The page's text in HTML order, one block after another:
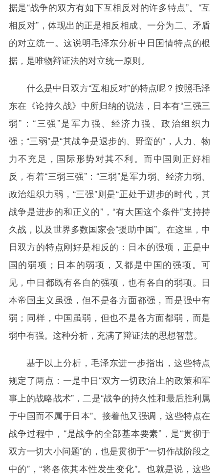
据是“战争的双方有如下互相反对的许多特点”。“互
相反对”，体现出的正是相反相成、一分为二、矛盾
的对立统一。这说明毛泽东分析中日国情特点的根
据，是唯物辩证法的对立统一原则。
什么是中日双方“互相反对”的特点呢？按照毛泽
东在《论持久战》中所归纳的说法，日本有“三强三
弱”：“三强”是军力强、经济力强、政治组织力
强；“三弱”是“其战争是退步的、野蛮的”，人力、物
力不充足，国际形势对其不利。而中国则正好相
反，有着“三弱三强”：“三弱”是军力弱、经济力弱、
政治组织力弱，“三强”则是“正处于进步的时代，其
战争是进步的和正义的”，“有大国这个条件”支持持
久战，以及世界多数国家会“援助中国”。在这里，中
日双方的特点刚好是相反的：日本的强项，正是中
国的弱项；日本的弱项，又都是中国的强项。可
见，中日都既有各自的强项，也有各自的弱项。日
本帝国主义虽强，但不是各方面都强，而是强中有
弱；同样，中国虽弱，但也不是各方面都弱，而是
弱中有强。这种分析，充满了辩证法的思想智慧。
基于以上分析，毛泽东进一步指出，这些特点
规定了两点：一是中日“双方一切政治上的政策和军
事上的战略战术”，二是“战争的持久性和最后胜利属
于中国而不属于日本”。接着他又强调，这些特点在
战争过程中，“是战争的全部基本要素”，是“贯彻于
双方一切大小问题”的，也是贯彻于“一切作战阶段之
中的”，“将各依其本性发生变化”。也就是说，这些